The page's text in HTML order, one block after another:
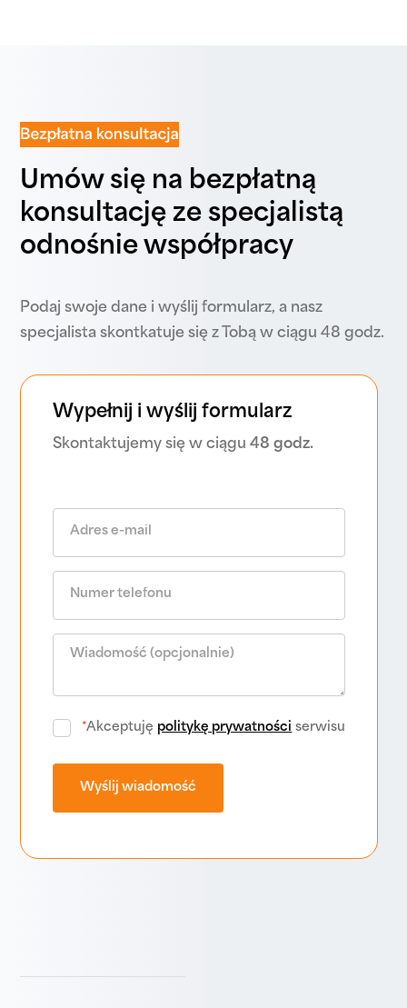
Umów się na bezpłatną
konsultację ze specjalistą
odnośnie współpracy
Podaj swoje dane i wyślij formularz, a nasz
specjalista skontkatuje się z Tobą w ciągu 48 godz.
Wypełnij i wyślij formularz
Skontaktujemy się w ciągu48 godz.
*Akceptuję politykę prywatności serwisu